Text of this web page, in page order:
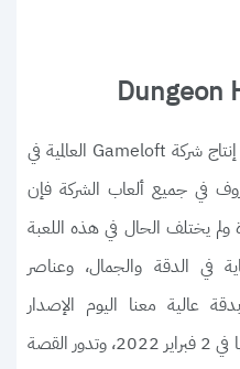
كما نوهنا في المقدمة فإن اللعبة من إنتاج شركة Gameloft العالمية في
في جميع ألعاب الشركة فإن
يختلف الحال في هذه اللعبة
في الدقة والجمال، وعناصر
عالية معنا اليوم الإصدار
الخامس من اللعبة والتي تم تحديثها في 2 فبراير 2022، وتدور القصة